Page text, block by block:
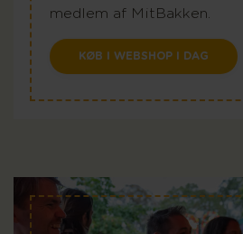
medlem af MitBakken.
KØB I WEBSHOP I DAG